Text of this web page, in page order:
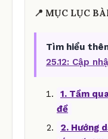
📍 MỤC LỤC
Tìm hiểu
25.12: Cập
1. Tầm
đề
2. Hướng